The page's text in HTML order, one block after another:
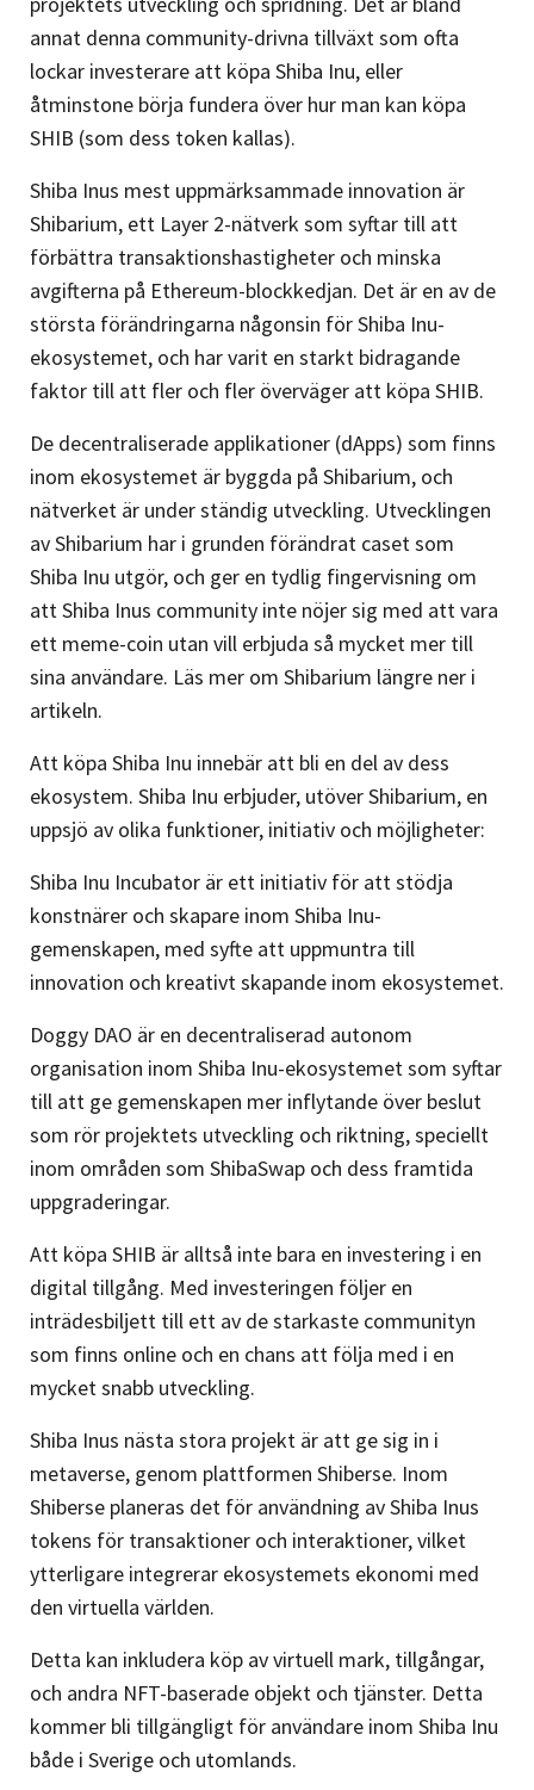
annat denna community-drivna tillväxt som ofta
lockar investerare att köpa Shiba Inu, eller
åtminstone börja fundera över hur man kan köpa
SHIB (som dess token kallas).
Shiba Inus mest uppmärksammade innovation är
Shibarium, ett Layer 2-nätverk som syftar till att
förbättra transaktionshastigheter och minska
avgifterna på Ethereum-blockkedjan. Det är en av de
största förändringarna någonsin för Shiba Inu-
ekosystemet, och har varit en starkt bidragande
faktor till att fler och fler överväger att köpa SHIB.
De decentraliserade applikationer (dApps) som finns
inom ekosystemet är byggda på Shibarium, och
nätverket är under ständig utveckling. Utvecklingen
av Shibarium har i grunden förändrat caset som
Shiba Inu utgör, och ger en tydlig fingervisning om
att Shiba Inus community inte nöjer sig med att vara
ett meme-coin utan vill erbjuda så mycket mer till
sina användare. Läs mer om Shibarium längre ner i
artikeln.
Att köpa Shiba Inu innebär att bli en del av dess
ekosystem. Shiba Inu erbjuder, utöver Shibarium, en
uppsjö av olika funktioner, initiativ och möjligheter:
Shiba Inu Incubator är ett initiativ för att stödja
konstnärer och skapare inom Shiba Inu-
gemenskapen, med syfte att uppmuntra till
innovation och kreativt skapande inom ekosystemet.
Doggy DAO är en decentraliserad autonom
organisation inom Shiba Inu-ekosystemet som syftar
till att ge gemenskapen mer inflytande över beslut
som rör projektets utveckling och riktning, speciellt
inom områden som ShibaSwap och dess framtida
uppgraderingar.
Att köpa SHIB är alltså inte bara en investering i en
digital tillgång. Med investeringen följer en
inträdesbiljett till ett av de starkaste communityn
som finns online och en chans att följa med i en
mycket snabb utveckling.
Shiba Inus nästa stora projekt är att ge sig in i
metaverse, genom plattformen Shiberse. Inom
Shiberse planeras det för användning av Shiba Inus
tokens för transaktioner och interaktioner, vilket
ytterligare integrerar ekosystemets ekonomi med
den virtuella världen.
Detta kan inkludera köp av virtuell mark, tillgångar,
och andra NFT-baserade objekt och tjänster. Detta
kommer bli tillgängligt för användare inom Shiba Inu
både i Sverige och utomlands.